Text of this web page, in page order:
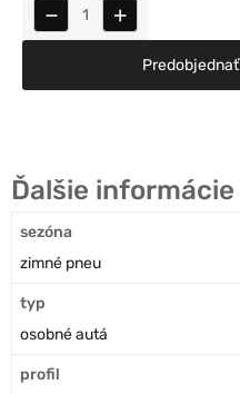
− +
Predobjednať
Ďalšie informácie
sezóna
zimné pneu
typ
osobné autá
profil